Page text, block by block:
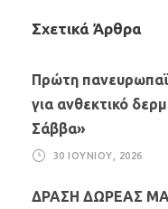
Σχετικά Άρθρα
Πρώτη
για ανθεκτικό
Σάββα»
30 ΙΟΥΝΊΟΥ, 2026
ΔΡΑΣΗ ΔΩΡΕΑΣ